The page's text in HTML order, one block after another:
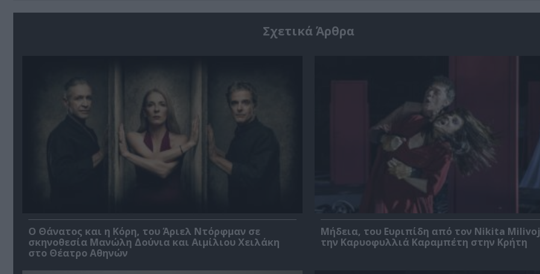
Σχετικά Άρθρα
Ο Θάνατος και η Κόρη, του Άριελ Ντόρφμαν σε
σκηνοθεσία Μανώλη Δούνια και Αιμίλιου Χειλάκη
στο Θέατρο Αθηνών
Μήδεια, του Ευριπίδη από τον Nikita
την Καρυοφυλλιά Καραμπέτη στην Κρήτη